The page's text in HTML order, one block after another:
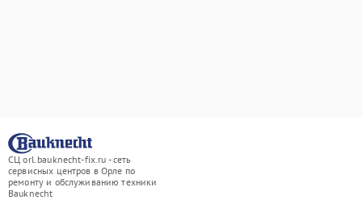
СЦ orl.bauknecht-fix.ru - сеть
сервисных центров в Орле по
ремонту и обслуживанию техники
Bauknecht